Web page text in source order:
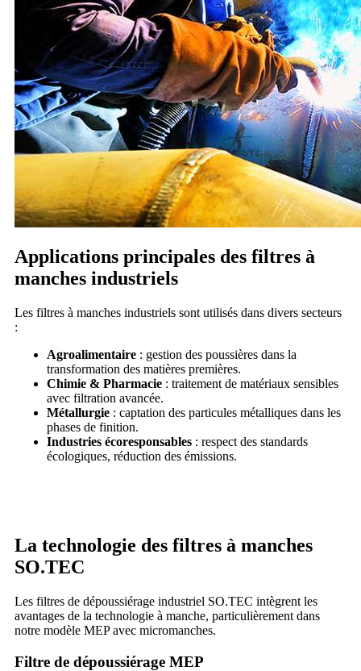
Applications principales des filtres à
manches industriels
Les filtres à manches industriels sont utilisés dans divers secteurs
:
Agroalimentaire : gestion des poussières dans la
transformation des matières premières.
Chimie & Pharmacie : traitement de matériaux sensibles
avec filtration avancée.
Métallurgie : captation des particules métalliques dans les
phases de finition.
Industries écoresponsables : respect des standards
écologiques, réduction des émissions.
La technologie des filtres à manches
SO.TEC
Les filtres de dépoussiérage industriel SO.TEC intègrent les
avantages de la technologie à manche, particulièrement dans
notre modèle MEP avec micromanches.
Filtre de dépoussiérage MEP